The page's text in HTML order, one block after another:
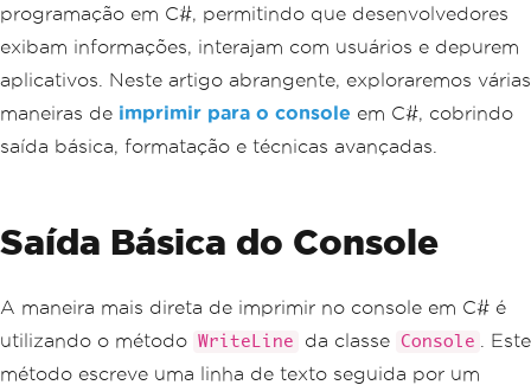
programação em C#, permitindo que desenvolvedores
exibam informações, interajam com usuários e depurem
aplicativos. Neste artigo abrangente, exploraremos várias
maneiras de imprimir para o console em C#, cobrindo
saída básica, formatação e técnicas avançadas.
Saída Básica do Console
A maneira mais direta de imprimir no console em C# é
utilizando o método WriteLine da classe Console
. Este
método escreve uma linha de texto seguida por um